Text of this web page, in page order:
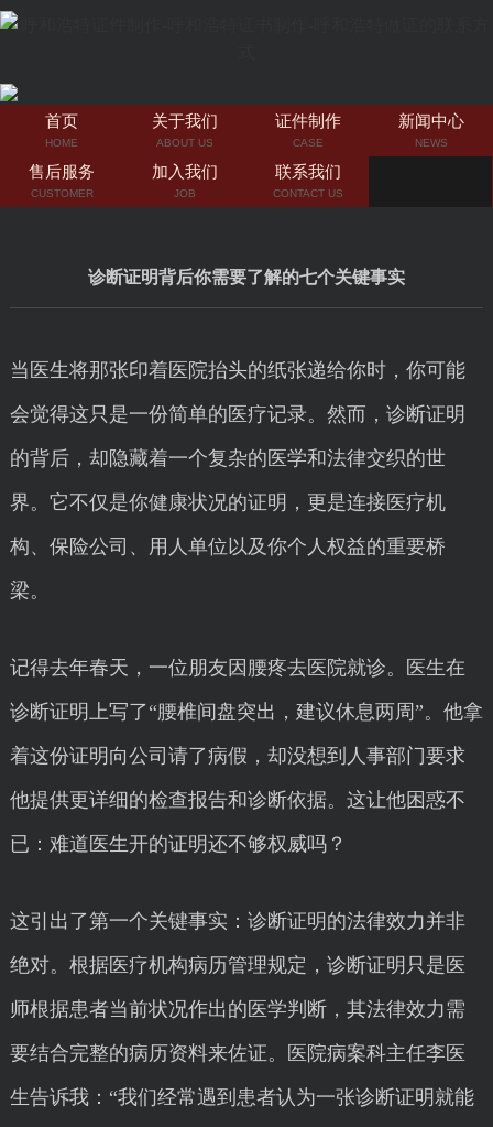
首页
HOME
关于我们
ABOUT US
证件制作
CASE
新闻中心
NEWS
售后服务
CUSTOMER
加入我们
JOB
联系我们
CONTACT US
诊断证明背后你需要了解的七个关键事实
当医生将那张印着医院抬头的纸张递给你时，你可能
会觉得这只是一份简单的医疗记录。然而，诊断证明
的背后，却隐藏着一个复杂的医学和法律交织的世
界。它不仅是你健康状况的证明，更是连接医疗机
构、保险公司、用人单位以及你个人权益的重要桥
梁。
记得去年春天，一位朋友因腰疼去医院就诊。医生在
诊断证明上写了“腰椎间盘突出，建议休息两周”。他拿
着这份证明向公司请了病假，却没想到人事部门要求
他提供更详细的检查报告和诊断依据。这让他困惑不
已：难道医生开的证明还不够权威吗？
这引出了第一个关键事实：诊断证明的法律效力并非
绝对。根据医疗机构病历管理规定，诊断证明只是医
师根据患者当前状况作出的医学判断，其法律效力需
要结合完整的病历资料来佐证。医院病案科主任李医
生告诉我：“我们经常遇到患者认为一张诊断证明就能